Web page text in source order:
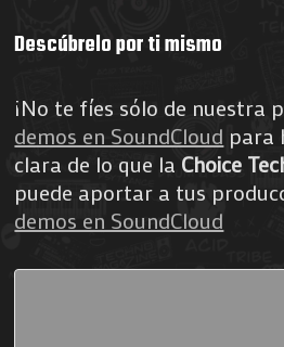
Descúbrelo por ti mismo
¡No te fíes sólo de nuestra
demos en SoundCloud para
clara de lo que la Choice
puede aportar a tus
demos en SoundCloud